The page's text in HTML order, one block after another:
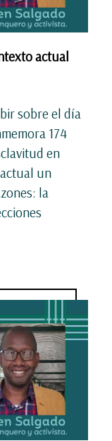
actual
sobre el día
174
en
un
la